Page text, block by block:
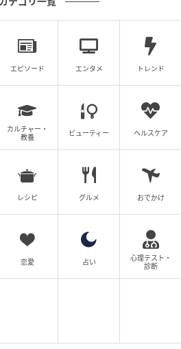
エピソード エンタメ トレンド
カルチャー・
教養
ビューティー ヘルスケア
レシピ グルメ おでかけ
恋愛 占い
心理テスト・
診断